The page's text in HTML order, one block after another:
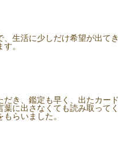
生活に少しだけ希望が出てき
。
き、鑑定も早く、出たカー
に出さなくても読み取って
らいました。